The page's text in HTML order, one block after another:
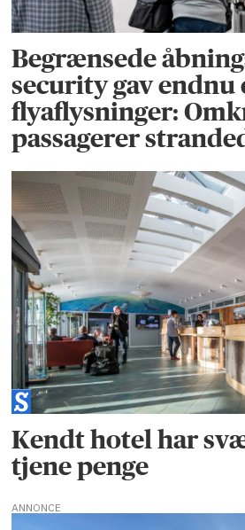
Begrænsede
security gav endnu
flyaflysninger:
passagerer
Kendt hotel har
tjene penge
ANNONCE